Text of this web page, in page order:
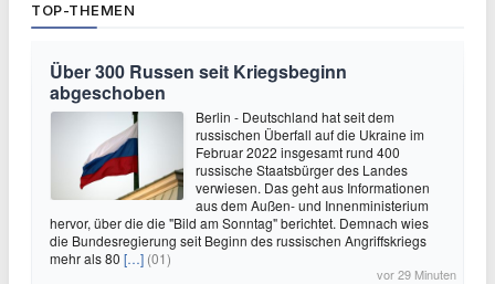
TOP-THEMEN
Über 300 Russen seit Kriegsbeginn
abgeschoben
Berlin - Deutschland hat seit dem
russischen Überfall auf die Ukraine im
Februar 2022 insgesamt rund 400
russische Staatsbürger des Landes
verwiesen. Das geht aus Informationen
aus dem Außen- und Innenministerium
hervor, über die die "Bild am Sonntag" berichtet. Demnach wies
die Bundesregierung seit Beginn des russischen Angriffskriegs
mehr als 80 […] (01)
vor 29 Minuten